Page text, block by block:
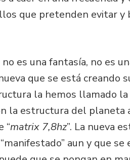
que pretenden evitar
es una fantasía, no es
que se está creando
la hemos llamado la
la estructura del
“matrix 7,8hz”. La nueva
aun y que